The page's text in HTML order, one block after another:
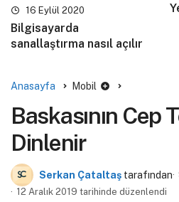
16 Eylül 2020
Bilgisayarda
sanallaştırma nasıl açılır
Anasayfa Mobil
Baskasının Cep
Dinlenir
Serkan Çataltaş tarafından
12 Aralık 2019 tarihinde düzenlendi